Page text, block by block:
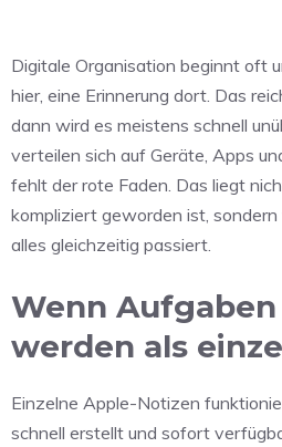
Digitale Organisation beginnt oft
hier, eine Erinnerung dort. Das
dann wird es meistens schnell
verteilen sich auf Geräte, Apps
fehlt der rote Faden. Das liegt
kompliziert geworden ist, sondern
alles gleichzeitig passiert.
Wenn
werden als
Einzelne Apple-Notizen
schnell erstellt und sofort